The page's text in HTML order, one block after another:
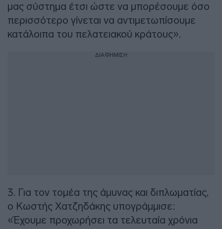
μας σύστημα έτσι ώστε να μπορέσουμε όσο
περισσότερο γίνεται να αντιμετωπίσουμε
κατάλοιπα του πελατειακού κράτους».
ΔΙΑΦΗΜΙΣΗ
3. Για τον τομέα της άμυνας και διπλωματίας,
ο Κωστής Χατζηδάκης υπογράμμισε:
«Έχουμε προχωρήσει τα τελευταία χρόνια